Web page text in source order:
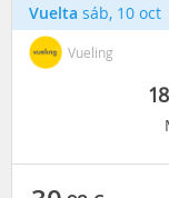
Vuelta sáb, 10 oct
Vueling